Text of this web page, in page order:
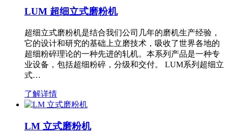
LUM 超细立式磨粉机
超细立式磨粉机是结合我们公司几年的磨机生产经验，
它的设计和研究的基础上立磨技术，吸收了世界各地的
超细粉碎理论的一种先进的轧机。本系列产品是一种专
业设备，包括超细粉碎，分级和交付。 LUM系列超细立
式…
了解详情
LM 立式磨粉机